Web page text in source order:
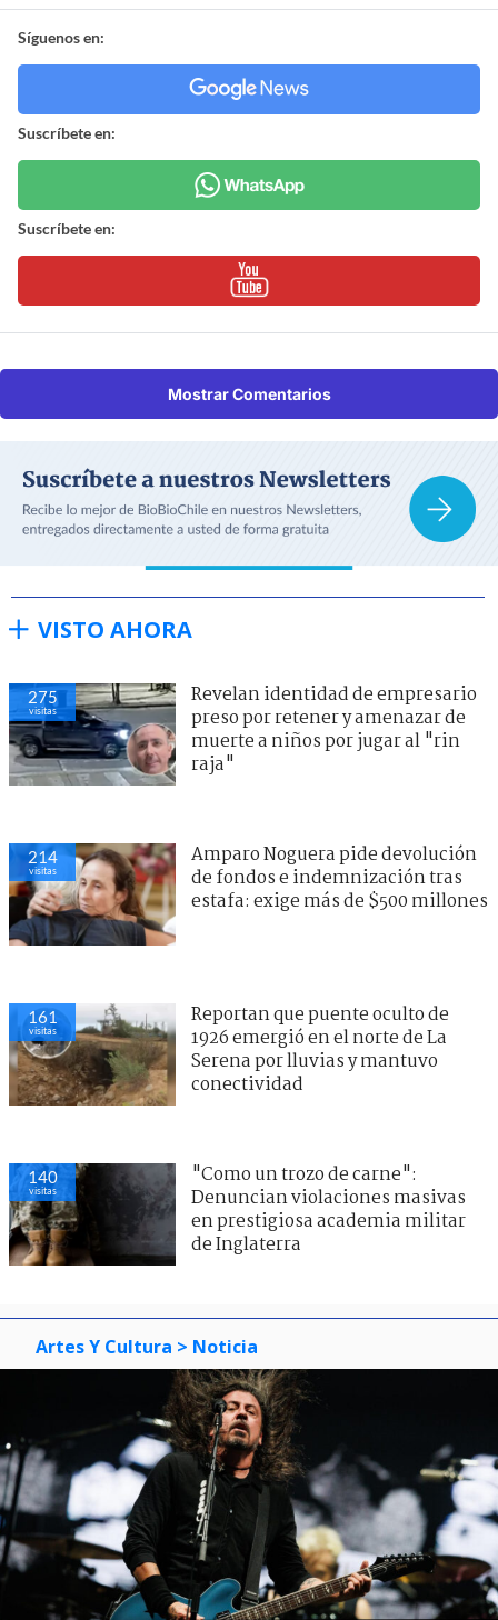
Síguenos en:
Suscríbete en:
Suscríbete en:
Mostrar Comentarios
VISTO AHORA
275
visitas
Revelan identidad de empresario
preso por retener y amenazar de
muerte a niños por jugar al "rin
raja"
214
visitas
Amparo Noguera pide devolución
de fondos e indemnización tras
estafa: exige más de $500 millones
161
visitas
Reportan que puente oculto de
1926 emergió en el norte de La
Serena por lluvias y mantuvo
conectividad
140
visitas
"Como un trozo de carne":
Denuncian violaciones masivas
en prestigiosa academia militar
de Inglaterra
Artes Y Cultura > Noticia